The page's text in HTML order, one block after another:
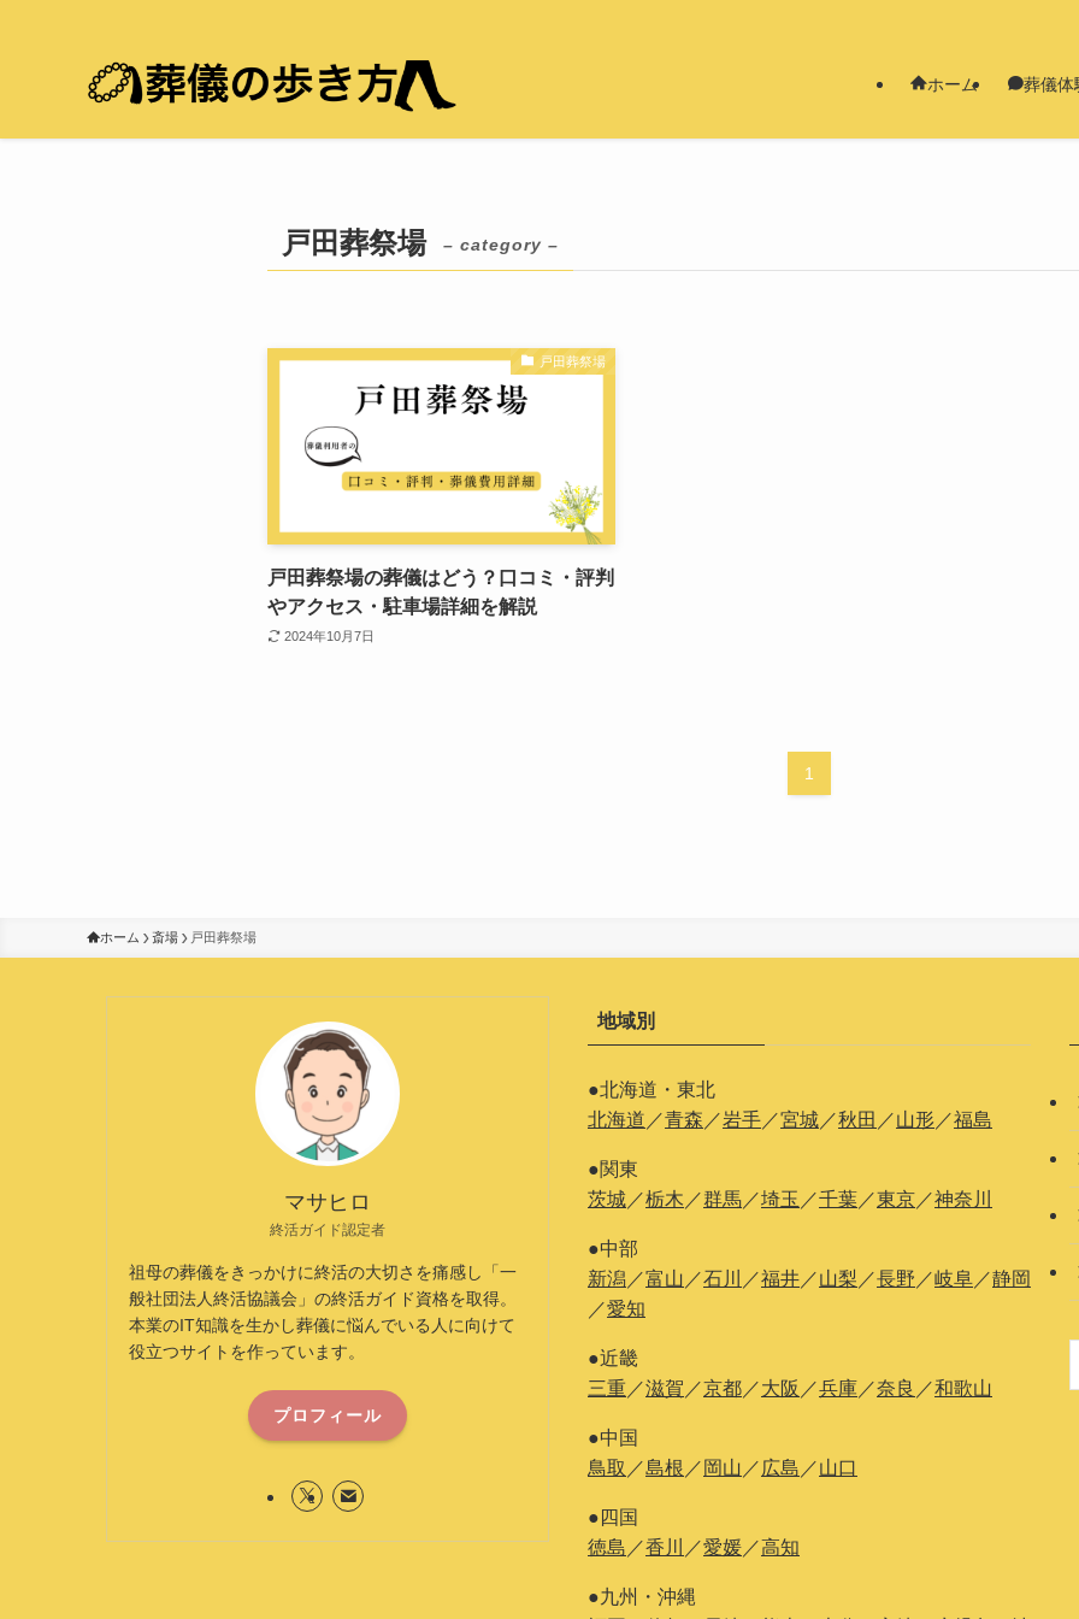
ホーム 葬儀体
戸田葬祭場 – category –
戸田葬祭場
戸田葬祭場の葬儀はどう？口コミ・評判
やアクセス・駐車場詳細を解説
2024年10月7日
1
ホーム 斎場 戸田葬祭場
マサヒロ
終活ガイド認定者
祖母の葬儀をきっかけに終活の大切さを痛感し「一
般社団法人終活協議会」の終活ガイド資格を取得。
本業のIT知識を生かし葬儀に悩んでいる人に向けて
役立つサイトを作っています。
プロフィール
地域別
●北海道・東北
北海道 ／青森 ／岩手／宮城／秋田 ／山形／福島
●関東
茨城／栃木 ／群馬／埼玉 ／千葉 ／東京／神奈川
●中部
新潟 ／富山 ／石川 ／福井／山梨 ／長野 ／岐阜／静岡
／愛知
●近畿
三重／滋賀 ／京都／大阪 ／兵庫 ／奈良 ／和歌山
●中国
鳥取 ／島根 ／ 岡山 ／広島 ／山口
●四国
徳島 ／香川 ／愛媛／高知
●九州・沖縄